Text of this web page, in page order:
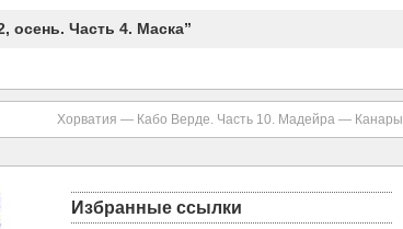
осень. Часть 4. Маска”
Хорватия — Кабо Верде. Часть 10. Мадейра — Канары
Избранные ссылки